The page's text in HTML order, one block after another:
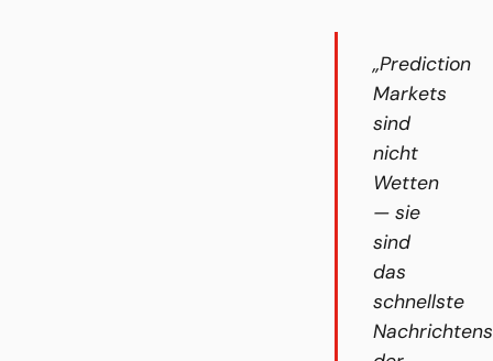
„Prediction
Markets
sind
nicht
Wetten
— sie
sind
das
schnellste